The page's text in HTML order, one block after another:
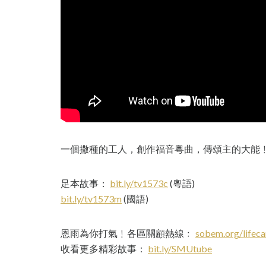
一個撒種的工人，創作福音粵曲，傳頌主的大能﹗
足本故事： bit.ly/tv1573c (粵語)
bit.ly/tv1573m(國語)
恩雨為你打氣﹗各區關顧熱線﹕ sobem.org/
收看更多精彩故事： bit.ly/SMUtube